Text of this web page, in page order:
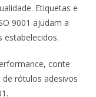
Etiquetas e
9001 ajudam a
estabelecidos.
conte
rótulos adesivos